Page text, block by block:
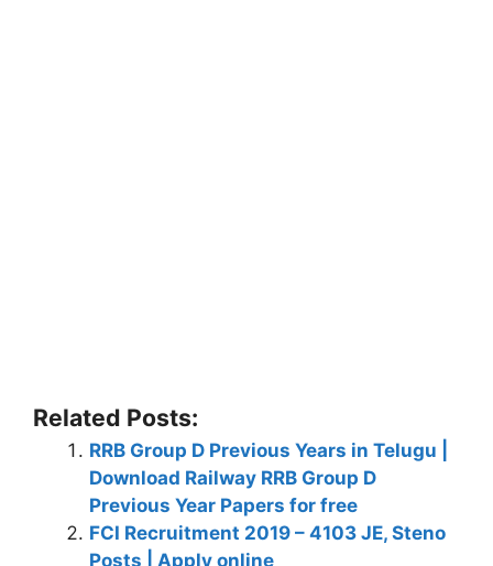
Related Posts:
RRB Group D Previous Years in Telugu |
Download Railway RRB Group D
Previous Year Papers for free
FCI Recruitment 2019 – 4103 JE, Steno
Posts | Apply online